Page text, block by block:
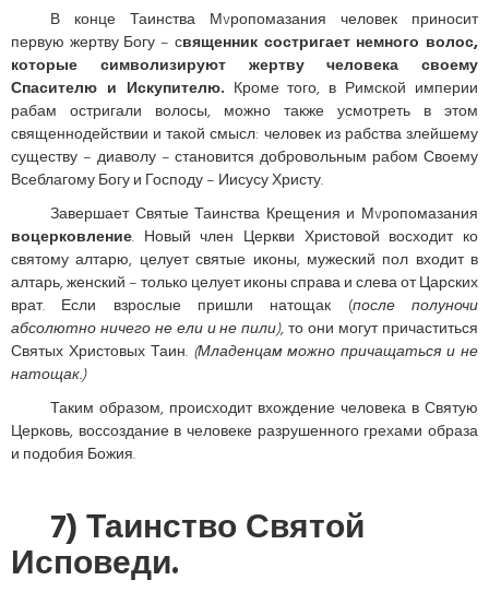
В конце Таинства Мvропомазания человек приносит
первую жертву Богу – священник состригает немного волос,
которые символизируют жертву человека своему
Спасителю и Искупителю. Кроме того, в Римской империи
рабам остригали волосы, можно также усмотреть в этом
священнодействии и такой смысл: человек из рабства злейшему
существу – диаволу – становится добровольным рабом Своему
Всеблагому Богу и Господу – Иисусу Христу.
Завершает Святые Таинства Крещения и Мvропомазания
воцерковление. Новый член Церкви Христовой восходит ко
святому алтарю, целует святые иконы, мужеский пол входит в
алтарь, женский – только целует иконы справа и слева от Царских
врат. Если взрослые пришли натощак (после полуночи
абсолютно ничего не ели и не пили), то они могут причаститься
Святых Христовых Таин. (Младенцам можно причащаться и не
натощак.)
Таким образом, происходит вхождение человека в Святую
Церковь, воссоздание в человеке разрушенного грехами образа
и подобия Божия.
7) Таинство Святой
Исповеди.